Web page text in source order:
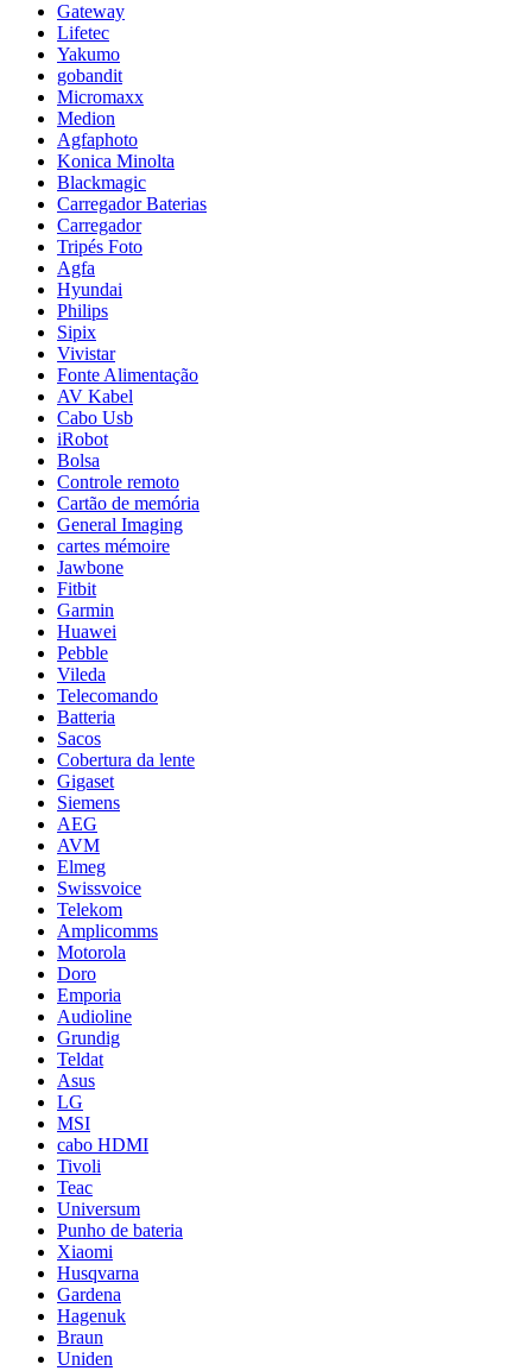
Gateway
Lifetec
Yakumo
gobandit
Micromaxx
Medion
Agfaphoto
Konica Minolta
Blackmagic
Carregador Baterias
Carregador
Tripés Foto
Agfa
Hyundai
Philips
Sipix
Vivistar
Fonte Alimentação
AV Kabel
Cabo Usb
iRobot
Bolsa
Controle remoto
Cartão de memória
General Imaging
cartes mémoire
Jawbone
Fitbit
Garmin
Huawei
Pebble
Vileda
Telecomando
Batteria
Sacos
Cobertura da lente
Gigaset
Siemens
AEG
AVM
Elmeg
Swissvoice
Telekom
Amplicomms
Motorola
Doro
Emporia
Audioline
Grundig
Teldat
Asus
LG
MSI
cabo HDMI
Tivoli
Teac
Universum
Punho de bateria
Xiaomi
Husqvarna
Gardena
Hagenuk
Braun
Uniden